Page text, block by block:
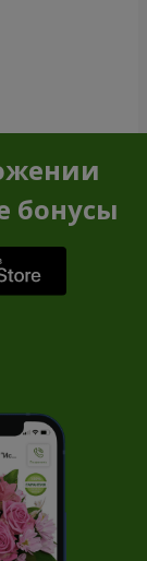
бонусы